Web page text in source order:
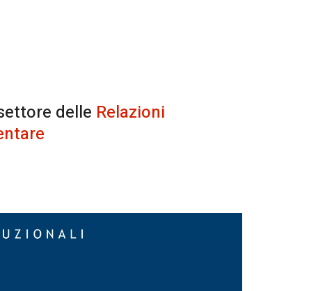
delle Relazioni